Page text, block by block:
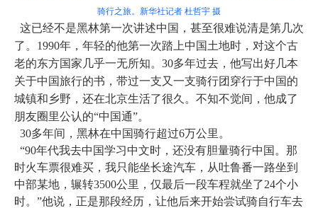
骑行之旅。新华社记者 杜哲宇 摄
这已经不是黑林第一次讲述中国，甚至很难说清是第几次
了。1990年，年轻的他第一次踏上中国土地时，对这个古
老的东方国家几乎一无所知。30多年过去，他写出好几本
关于中国旅行的书，带过一支又一支骑行团穿行于中国的
城镇和乡野，还在北京生活了很久。不知不觉间，他成了
朋友圈里公认的“中国通”。
30多年间，黑林在中国骑行超过6万公里。
“90年代我去中国学习中文时，还没有胆量骑行中国。那
时火车票很难买，我只能坐长途汽车，从吐鲁番一路坐到
中部某地，辗转3500公里，仅最后一段车程就坐了24个小
时。”他说，正是那段经历，让他后来开始尝试骑自行车去